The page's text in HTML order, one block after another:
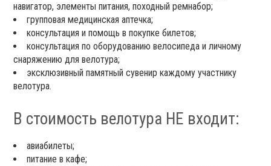
навигатор, элементы питания, походный ремнабор;
групповая медицинская аптечка;
консультация и помощь в покупке билетов;
консультация по оборудованию велосипеда и личному
снаряжению для велотура;
эксклюзивный памятный сувенир каждому участнику
велотура.
В стоимость велотура НЕ входит:
авиабилеты;
питание в кафе;